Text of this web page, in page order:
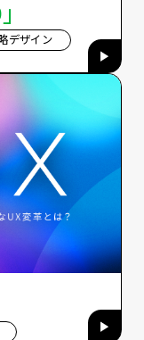
デザイン